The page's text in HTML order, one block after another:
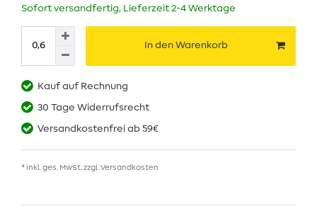
Sofort versandfertig, Lieferzeit 2-4 Werktage
In den Warenkorb
Kauf auf Rechnung
30 Tage Widerrufsrecht
Versandkostenfrei ab 59€
* inkl. ges. MwSt. zzgl. Versandkosten